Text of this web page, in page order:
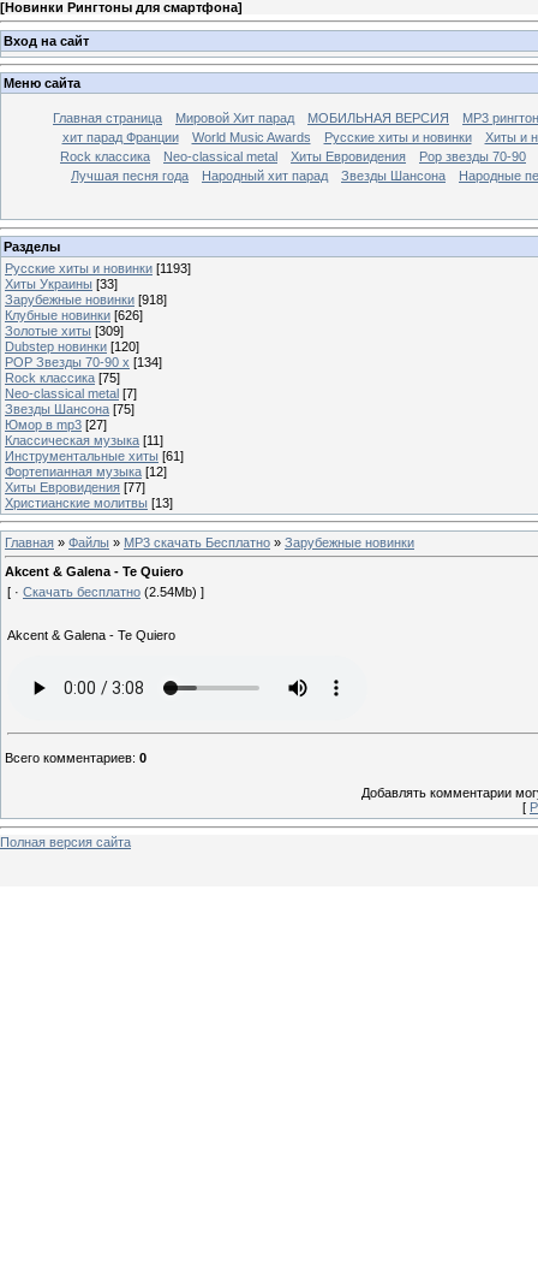
[Новинки Рингтоны для смартфона]
Вход на сайт
Меню сайта
Главная страница Мировой Хит парад МОБИЛЬНАЯ ВЕРСИЯ
MP3
хит парад Франции
World Music Awards Русские хиты и новинки
Хиты и
Rock классика
Neo-classical metal Хиты Евровидения
Pop звезды 70-90
Лучшая песня года
Народный хит парад Звезды Шансона Народные
Разделы
Русские хиты и новинки [1193]
Хиты Украины [33]
Зарубежные новинки [918]
Клубные новинки [626]
Золотые хиты [309]
Dubstep новинки [120]
POP Звезды 70-90 x [134]
Rock классика [75]
Neo-classical metal [7]
Звезды Шансона [75]
Юмор в mp3 [27]
Классическая музыка [11]
Инструментальные хиты [61]
Фортепианная музыка [12]
Хиты Евровидения [77]
Христианские молитвы [13]
Главная » Файлы » MP3 скачать Бесплатно » Зарубежные новинки
Akcent & Galena - Te Quiero
[ · Скачать бесплатно (2.54Mb) ]
Akcent & Galena - Te Quiero
Всего комментариев: 0
Добавлять комментарии
[
Полная версия сайта